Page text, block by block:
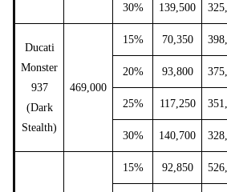
30% 139,500
Ducati
Monster
937
(Dark
Stealth)
469,000
15% 70,350
20% 93,800
25% 117,250
30% 140,700
15% 92,850